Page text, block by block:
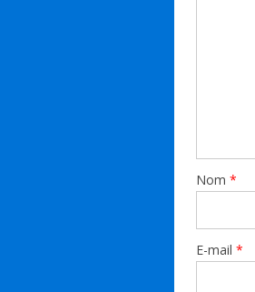
Nom *
E-mail *